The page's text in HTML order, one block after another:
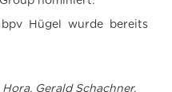
Hügel wurde bereits
Gerald Schachner,